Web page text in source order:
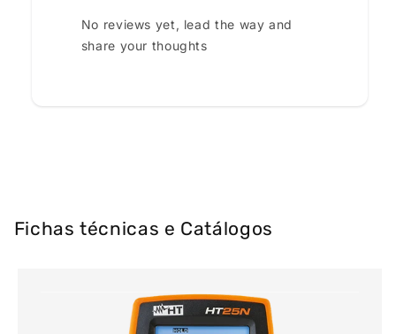
No reviews yet, lead the way and
share your thoughts
Fichas técnicas e Catálogos